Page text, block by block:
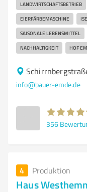
LANDWIRTSCHAFTSBETRIEB
EIERFÄRBEMASCHINE
SAISONALE LEBENSMITTEL
NACHHALTIGKEIT HOF
info@bauer-emde.de
356
4 Produktion
Haus